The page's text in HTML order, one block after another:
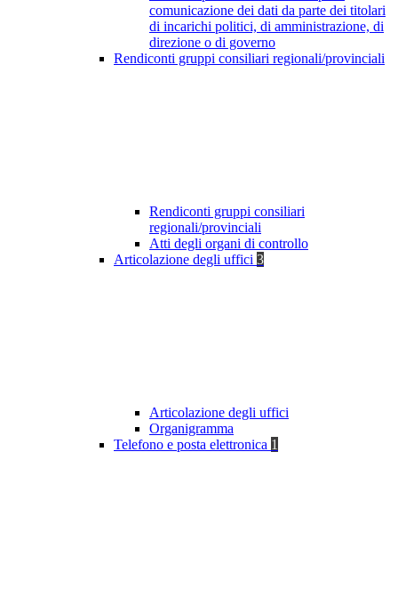
comunicazione dei dati da parte dei titolari
di incarichi politici, di amministrazione, di
direzione o di governo
Rendiconti gruppi consiliari regionali/provinciali
Rendiconti gruppi consiliari
regionali/provinciali
Atti degli organi di controllo
Articolazione degli uffici 3
Articolazione degli uffici
Organigramma
Telefono e posta elettronica 1